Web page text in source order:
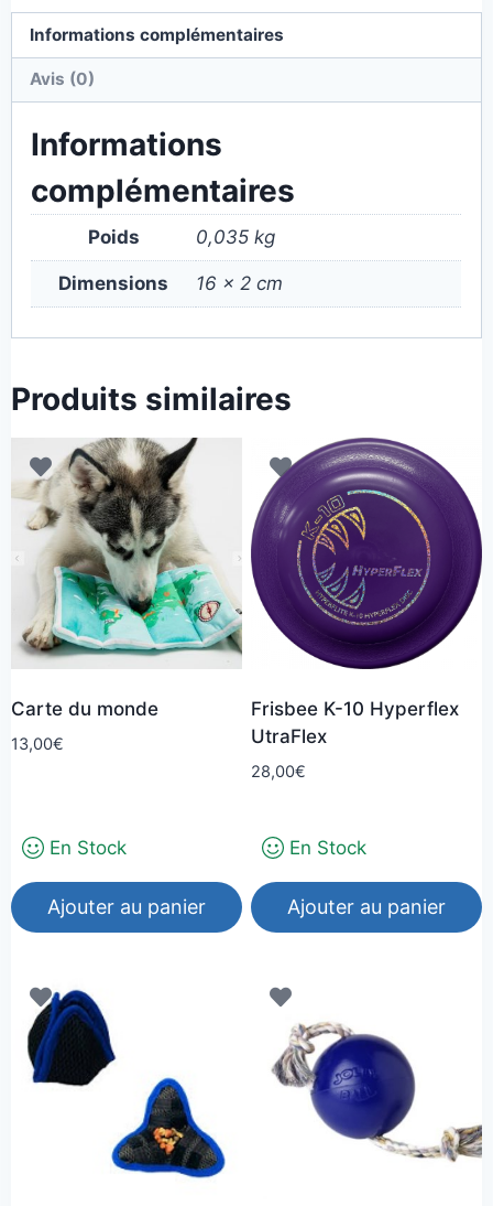
Informations complémentaires
Avis (0)
Informations
complémentaires
Poids 0,035 kg
Dimensions 16 × 2 cm
Produits similaires
Carte du monde
13,00€
En Stock
Ajouter au panier
Frisbee K-10 Hyperflex
UtraFlex
28,00€
En Stock
Ajouter au panier